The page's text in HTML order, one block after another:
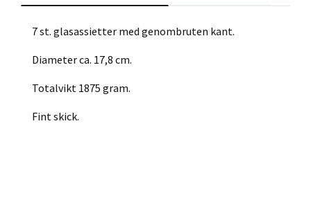
7 st. glasassietter med genombruten kant.
Diameter ca. 17,8 cm.
Totalvikt 1875 gram.
Fint skick.